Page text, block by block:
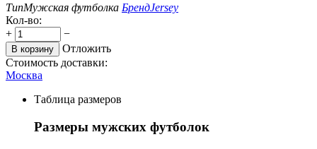
ТипМужская футболка БрендJersey
Кол-во:
+
−
В корзину
Отложить
Стоимость доставки:
Москва
Таблица размеров
Размеры мужских футболок